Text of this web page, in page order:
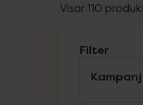
Visar 110
Filter
Kampanj